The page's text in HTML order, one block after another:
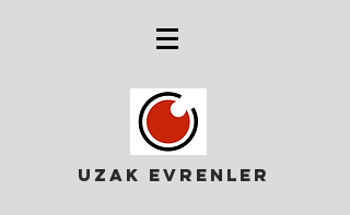
UZAK EVRENLER